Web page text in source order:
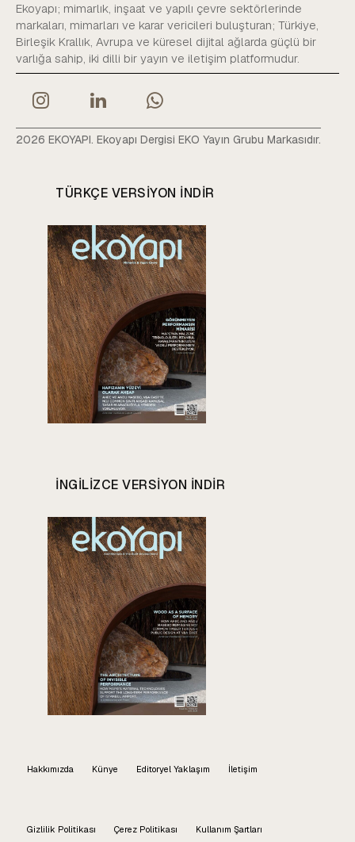
Ekoyapı; mimarlık, inşaat ve yapılı çevre sektörlerinde
markaları, mimarları ve karar vericileri buluşturan; Türkiye,
Birleşik Krallık, Avrupa ve küresel dijital ağlarda güçlü bir
varlığa sahip, iki dilli bir yayın ve iletişim platformudur.
2026 EKOYAPI. Ekoyapı Dergisi EKO Yayın Grubu Markasıdır.
TÜRKÇE VERSIYON INDIR
INGILIZCE VERSIYON INDIR
Hakkımızda Künye Editoryel Yaklaşım İletişim
Gizlilik Politikası Çerez Politikası Kullanım Şartları